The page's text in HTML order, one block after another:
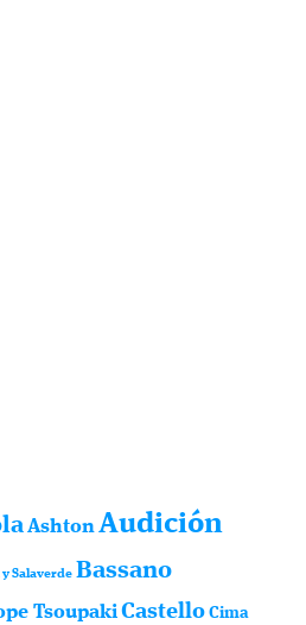
AshtonAudición
Salaverde Bassano
TsoupakiCastello Cima